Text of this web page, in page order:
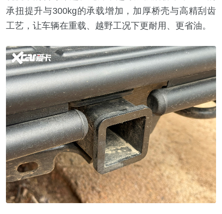
承扭提升与300kg的承载增加，加厚桥壳与高精刮齿
工艺，让车辆在重载、越野工况下更耐用、更省油。